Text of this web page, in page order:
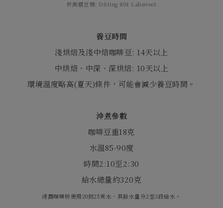
杯測磨豆機: Ditting 804 Labsweet
養豆時間
淺烘焙及淺中焙咖啡豆: 14天以上
中烘焙、中深、深烘焙: 10天以上
環境溫度略高(夏天)條件，可能會減少養豆時間。
沖煮參數
咖啡豆重18克
水溫85-90度
時間2:10至2:30
給水總量約320克
浸潤咖啡粉使用20到25克水，其餘水量分2至3段給水。